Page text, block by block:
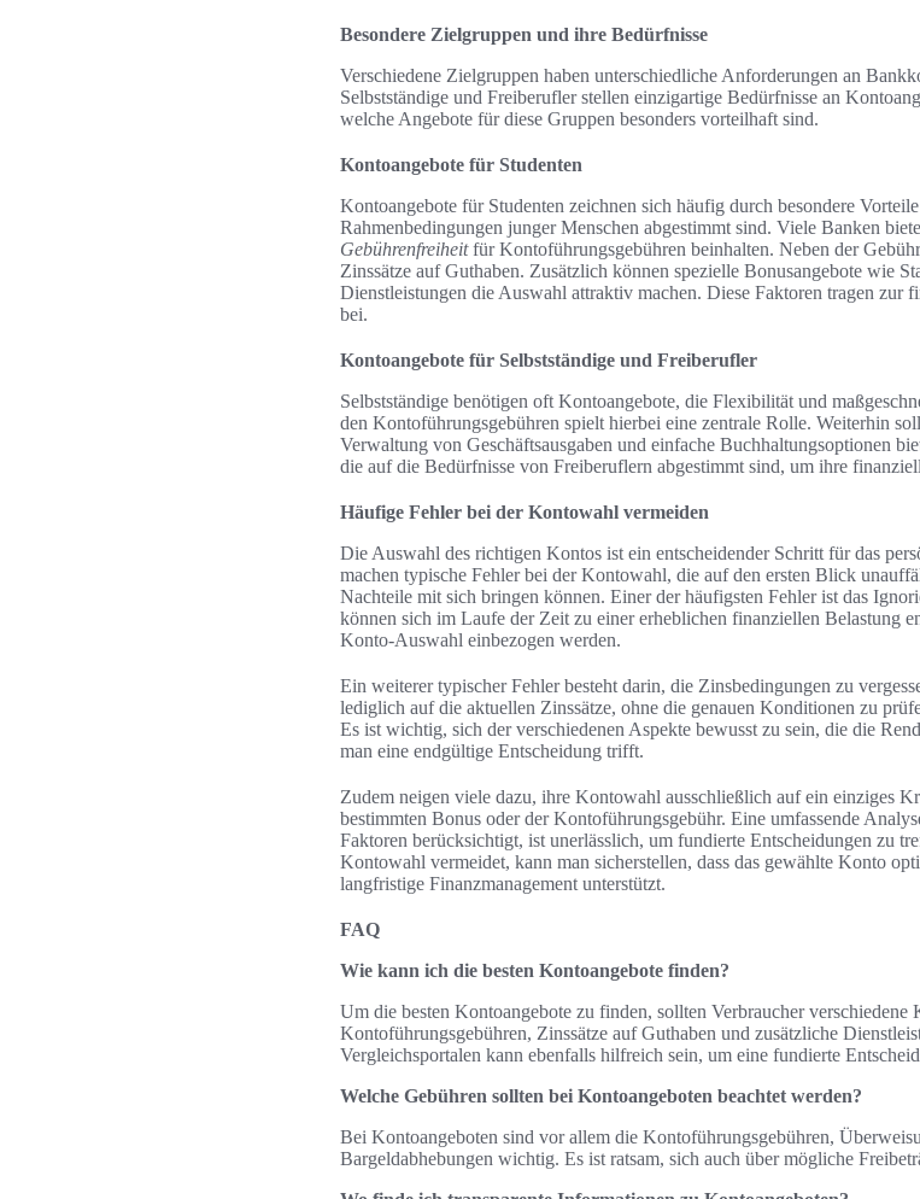
Besondere Zielgruppen und ihre Bedürfnisse
Verschiedene Zielgruppen haben unterschiedliche Anforderungen an
Selbstständige und Freiberufler stellen einzigartige Bedürfnisse an
welche Angebote für diese Gruppen besonders vorteilhaft sind.
Kontoangebote für Studenten
Kontoangebote für Studenten zeichnen sich häufig durch besondere
Rahmenbedingungen junger Menschen abgestimmt sind. Viele Banken
Gebührenfreiheitfür Kontoführungsgebühren beinhalten. Neben der
Zinssätze auf Guthaben. Zusätzlich können spezielle Bonusangebote wie
Dienstleistungen die Auswahl attraktiv machen. Diese Faktoren tragen zur
bei.
Kontoangebote für Selbstständige und Freiberufler
Selbstständige benötigen oft Kontoangebote, die Flexibilität und
den Kontoführungsgebühren spielt hierbei eine zentrale Rolle. Weiterhin
Verwaltung von Geschäftsausgaben und einfache Buchhaltungsoptionen
die auf die Bedürfnisse von Freiberuflern abgestimmt sind, um ihre
Häufige Fehler bei der Kontowahl vermeiden
Die Auswahl des richtigen Kontos ist ein entscheidender Schritt für das
machen typische Fehler bei der Kontowahl, die auf den ersten Blick
Nachteile mit sich bringen können. Einer der häufigsten Fehler ist das
können sich im Laufe der Zeit zu einer erheblichen finanziellen Belastung
Konto-Auswahl einbezogen werden.
Ein weiterer typischer Fehler besteht darin, die Zinsbedingungen zu
lediglich auf die aktuellen Zinssätze, ohne die genauen Konditionen zu
Es ist wichtig, sich der verschiedenen Aspekte bewusst zu sein, die die
man eine endgültige Entscheidung trifft.
Zudem neigen viele dazu, ihre Kontowahl ausschließlich auf ein einziges
bestimmten Bonus oder der Kontoführungsgebühr. Eine umfassende
Faktoren berücksichtigt, ist unerlässlich, um fundierte Entscheidungen zu
Kontowahl vermeidet, kann man sicherstellen, dass das gewählte Konto
langfristige Finanzmanagement unterstützt.
FAQ
Wie kann ich die besten Kontoangebote finden?
Um die besten Kontoangebote zu finden, sollten Verbraucher
Kontoführungsgebühren, Zinssätze auf Guthaben und zusätzliche
Vergleichsportalen kann ebenfalls hilfreich sein, um eine fundierte
Welche Gebühren sollten bei Kontoangeboten beachtet werden?
Bei Kontoangeboten sind vor allem die Kontoführungsgebühren,
Bargeldabhebungen wichtig. Es ist ratsam, sich auch über mögliche